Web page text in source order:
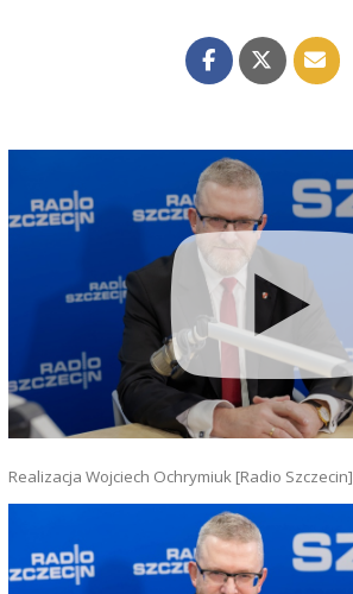
Realizacja Wojciech Ochrymiuk [Radio Szczecin]